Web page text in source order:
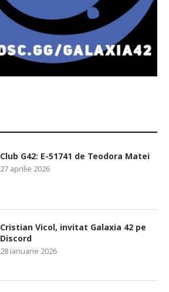
Club G42: E-51741 de Teodora Matei
27 aprilie 2026
Cristian Vicol, invitat Galaxia 42 pe
Discord
28 ianuarie 2026